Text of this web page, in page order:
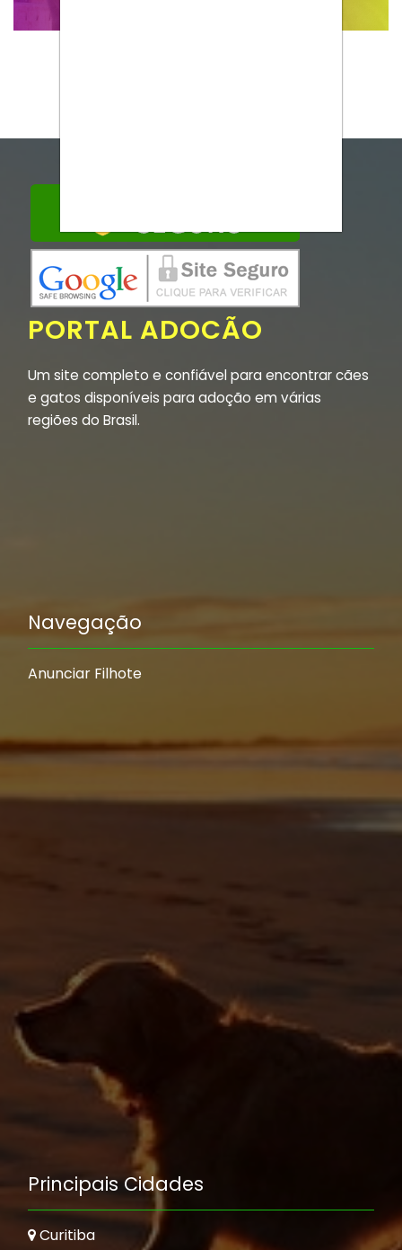
PORTAL ADOCÃO
Um site completo e confiável para encontrar cães
e gatos disponíveis para adoção em várias
regiões do Brasil.
Navegação
Anunciar Filhote
Principais Cidades
Curitiba